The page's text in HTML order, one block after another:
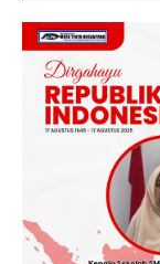
BERSATU BERD